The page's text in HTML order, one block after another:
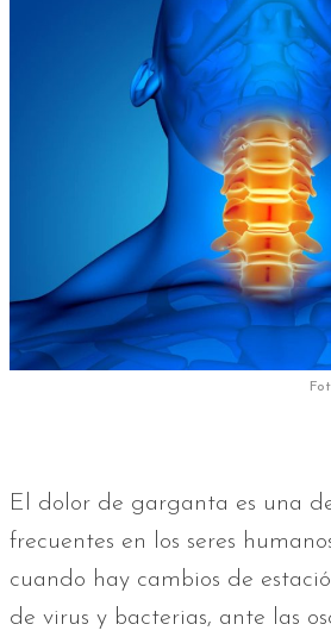
El dolor de garganta es una
frecuentes en los seres
cuando hay cambios de
de virus y bacterias, ante las